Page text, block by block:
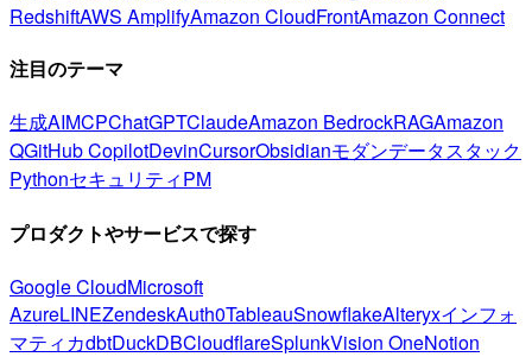
RedshiftAWS AmplifyAmazon CloudFrontAmazon Connect
注目のテーマ
生成AIMCPChatGPTClaudeAmazon BedrockRAGAmazon
QGitHub CopilotDevinCursorObsidianモダンデータスタック
PythonセキュリティPM
プロダクトやサービスで探す
Google CloudMicrosoft
AzureLINEZendeskAuth0TableauSnowflakeAlteryxインフォ
マティカdbtDuckDBCloudflareSplunkVision OneNotion